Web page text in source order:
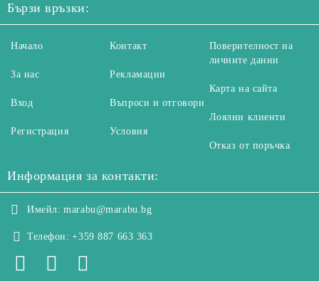
Бързи връзки:
Начало
За нас
Вход
Регистрация
Контакт
Рекламации
Въпроси и отговори
Условия
Поверителност на
личните данни
Карта на сайта
Лоялни клиенти
Отказ от поръчка
Информация за контакти:
Имейл: marabu@marabu.bg
Телефон: +359 887 663 363